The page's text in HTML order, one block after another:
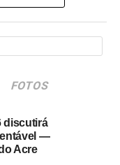
FOTOS
discutirá
—
Acre